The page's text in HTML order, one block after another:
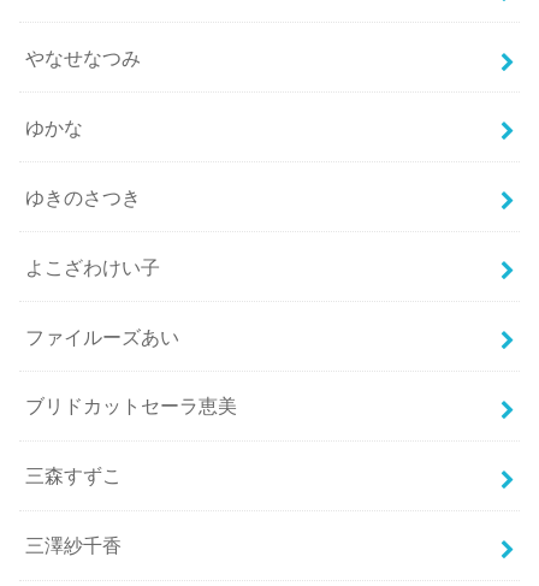
やなせなつみ
ゆかな
ゆきのさつき
よこざわけい子
ファイルーズあい
ブリドカットセーラ恵美
三森すずこ
三澤紗千香